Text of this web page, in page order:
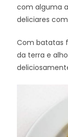
com alguma
deliciares
Com batatas
da terra e